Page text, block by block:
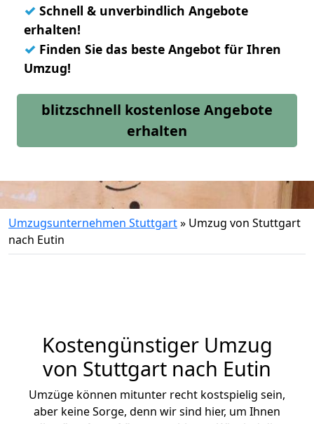
✓ Schnell & unverbindlich Angebote
erhalten!
✓ Finden Sie das beste Angebot für Ihren
Umzug!
blitzschnell kostenlose Angebote
erhalten
Umzugsunternehmen Stuttgart» Umzug von Stuttgart
nach Eutin
Kostengünstiger Umzug
von Stuttgart nach Eutin
Umzüge können mitunter recht kostspielig sein,
aber keine Sorge, denn wir sind hier, um Ihnen